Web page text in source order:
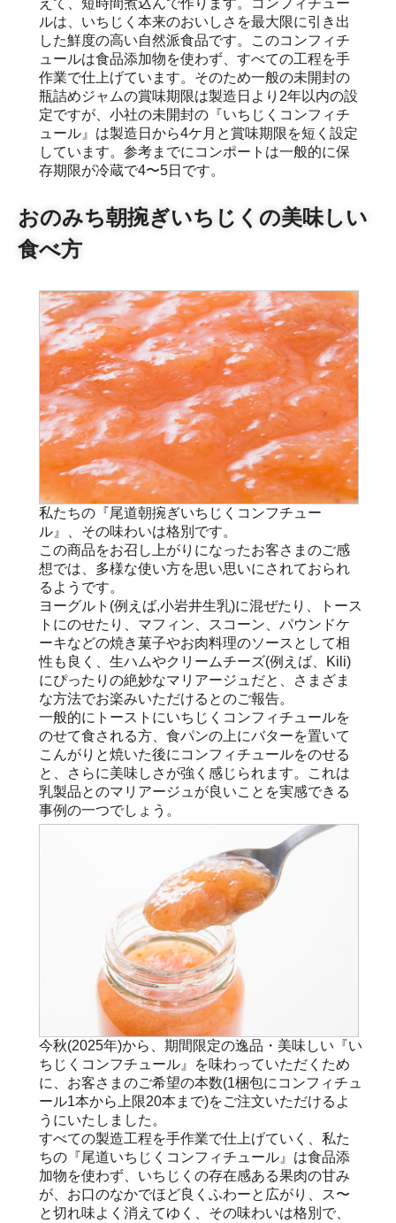
えて、短時間煮込んで作ります。コンフィチュー
ルは、いちじく本来のおいしさを最大限に引き出
した鮮度の高い自然派食品です。このコンフィチ
ュールは食品添加物を使わず、すべての工程を手
作業で仕上げています。そのため一般の未開封の
瓶詰めジャムの賞味期限は製造日より2年以内の設
定ですが、小社の未開封の『いちじくコンフィチ
ュール』は製造日から4ケ月と賞味期限を短く設定
しています。参考までにコンポートは一般的に保
存期限が冷蔵で4〜5日です。
おのみち朝捥ぎいちじくの美味しい
食べ方
私たちの『尾道朝捥ぎいちじくコンフチュー
ル』、その味わいは格別です。
この商品をお召し上がりになったお客さまのご感
想では、多様な使い方を思い思いにされておられ
るようです。
ヨーグルト(例えば,小岩井生乳)に混ぜたり、トース
トにのせたり、マフィン、スコーン、パウンドケ
ーキなどの焼き菓子やお肉料理のソースとして相
性も良く、生ハムやクリームチーズ(例えば、Kili)
にぴったりの絶妙なマリアージュだと、さまざま
な方法でお楽みいただけるとのご報告。
一般的にトーストにいちじくコンフィチュールを
のせて食される方、食パンの上にバターを置いて
こんがりと焼いた後にコンフィチュールをのせる
と、さらに美味しさが強く感じられます。これは
乳製品とのマリアージュが良いことを実感できる
事例の一つでしょう。
今秋(2025年)から、期間限定の逸品・美味しい『い
ちじくコンフチュール』を味わっていただくため
に、お客さまのご希望の本数(1梱包にコンフィチュ
ール1本から上限20本まで)をご注文いただけるよ
うにいたしました。
すべての製造工程を手作業で仕上げていく、私た
ちの『尾道いちじくコンフィチュール』は食品添
加物を使わず、いちじくの存在感ある果肉の甘み
が、お口のなかでほど良くふわーと広がり、ス〜
と切れ味よく消えてゆく、その味わいは格別で、